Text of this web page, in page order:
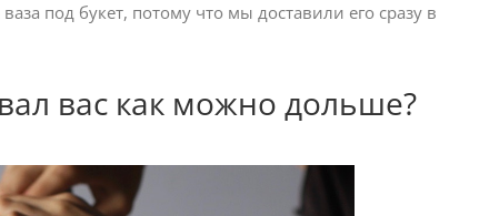
под букет, потому что мы доставили его сразу в
вас как можно дольше?